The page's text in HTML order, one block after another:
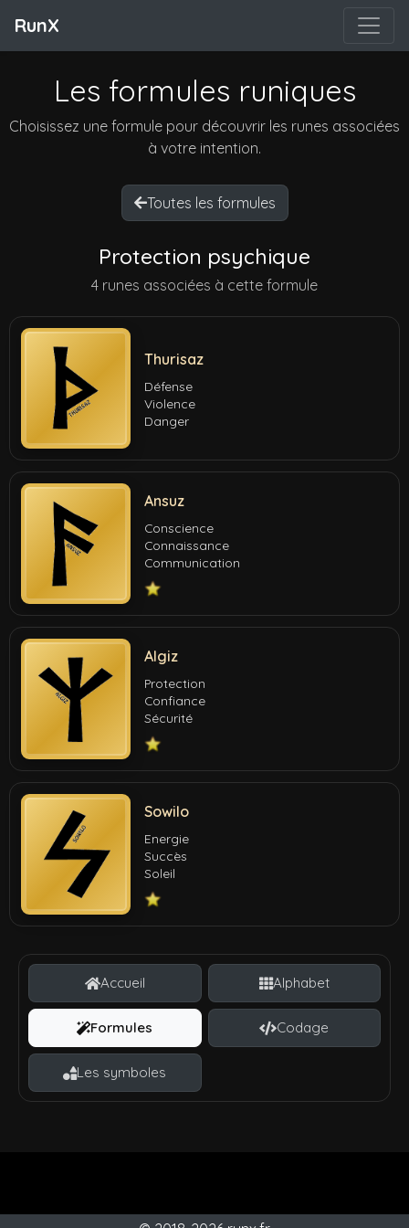
RunX
Les formules runiques
Choisissez une formule pour découvrir les runes associées
à votre intention.
Toutes les formules
Protection psychique
4 runes associées à cette formule
Thurisaz
Défense
Violence
Danger
Ansuz
Conscience
Connaissance
Communication
Algiz
Protection
Confiance
Sécurité
Sowilo
Energie
Succès
Soleil
Accueil Alphabet
Formules Codage
Les symboles